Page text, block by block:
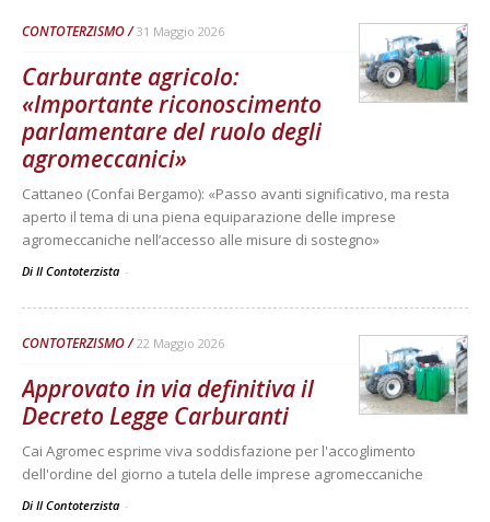
CONTOTERZISMO 31 Maggio 2026
Carburante agricolo:
«Importante riconoscimento
parlamentare del ruolo degli
agromeccanici»
Cattaneo (Confai Bergamo): «Passo avanti significativo, ma resta
aperto il tema di una piena equiparazione delle imprese
agromeccaniche nell’accesso alle misure di sostegno»
Di Il Contoterzista -
CONTOTERZISMO 22 Maggio 2026
Approvato in via definitiva il
Decreto Legge Carburanti
Cai Agromec esprime viva soddisfazione per l'accoglimento
dell'ordine del giorno a tutela delle imprese agromeccaniche
Di Il Contoterzista -